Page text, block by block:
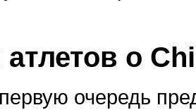
о
очередь